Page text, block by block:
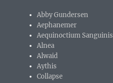
Abby Gundersen
Aephanemer
Aequinoctium Sanguinis
Alnea
Alwaid
Aythis
Collapse